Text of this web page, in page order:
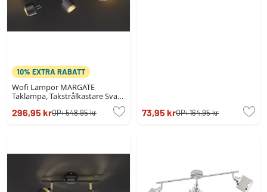
10% EXTRA RABATT
Wofi Lampor MARGATE
Taklampa, Takstrålkastare Svart,
296,95 krOP:548,95 kr 73,95 krOP:164,95 kr